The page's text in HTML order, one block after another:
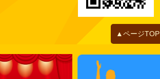
2022年05月
2022年04月
2022年01月
2021年11月
▲ページTOP